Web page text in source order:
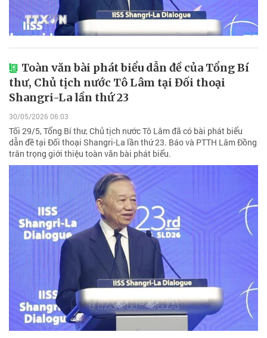
Toàn văn bài phát biểu dẫn đề của Tổng Bí
thư, Chủ tịch nước Tô Lâm tại Đối thoại
Shangri-La lần thứ 23
30/05/2026 06:03
Tối 29/5, Tổng Bí thư, Chủ tịch nước Tô Lâm đã có bài phát biểu
dẫn đề tại Đối thoại Shangri-La lần thứ 23. Báo và PTTH Lâm Đồng
trân trọng giới thiệu toàn văn bài phát biểu.